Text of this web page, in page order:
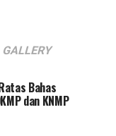
GALLERY
Bahas
dan KNMP